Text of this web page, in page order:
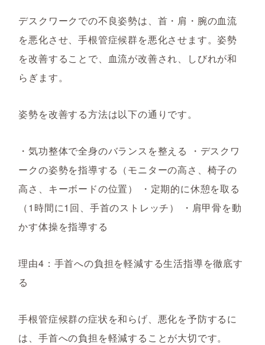
デスクワークでの不良姿勢は、首・肩・腕の血流
を悪化させ、手根管症候群を悪化させます。姿勢
を改善することで、血流が改善され、しびれが和
らぎます。
姿勢を改善する方法は以下の通りです。
・気功整体で全身のバランスを整える ・デスクワ
ークの姿勢を指導する（モニターの高さ、椅子の
高さ、キーボードの位置） ・定期的に休憩を取る
（1時間に1回、手首のストレッチ） ・肩甲骨を動
かす体操を指導する
理由4：手首への負担を軽減する生活指導を徹底す
る
手根管症候群の症状を和らげ、悪化を予防するに
は、手首への負担を軽減することが大切です。